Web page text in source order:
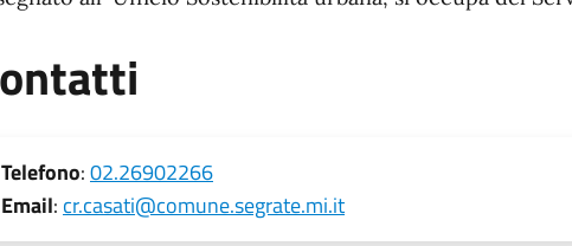
Telefono:02.26902266
Email: cr.casati@comune.segrate.mi.it